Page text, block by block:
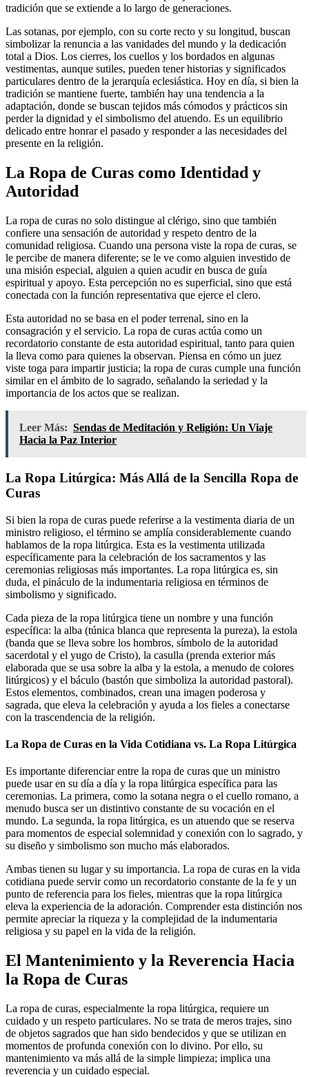
tradición que se extiende a lo largo de generaciones.
Las sotanas, por ejemplo, con su corte recto y su longitud, buscan
simbolizar la renuncia a las vanidades del mundo y la dedicación
total a Dios. Los cierres, los cuellos y los bordados en algunas
vestimentas, aunque sutiles, pueden tener historias y significados
particulares dentro de la jerarquía eclesiástica. Hoy en día, si bien la
tradición se mantiene fuerte, también hay una tendencia a la
adaptación, donde se buscan tejidos más cómodos y prácticos sin
perder la dignidad y el simbolismo del atuendo. Es un equilibrio
delicado entre honrar el pasado y responder a las necesidades del
presente en la religión.
La Ropa de Curas como Identidad y
Autoridad
La ropa de curas no solo distingue al clérigo, sino que también
confiere una sensación de autoridad y respeto dentro de la
comunidad religiosa. Cuando una persona viste la ropa de curas, se
le percibe de manera diferente; se le ve como alguien investido de
una misión especial, alguien a quien acudir en busca de guía
espiritual y apoyo. Esta percepción no es superficial, sino que está
conectada con la función representativa que ejerce el clero.
Esta autoridad no se basa en el poder terrenal, sino en la
consagración y el servicio. La ropa de curas actúa como un
recordatorio constante de esta autoridad espiritual, tanto para quien
la lleva como para quienes la observan. Piensa en cómo un juez
viste toga para impartir justicia; la ropa de curas cumple una función
similar en el ámbito de lo sagrado, señalando la seriedad y la
importancia de los actos que se realizan.
Leer Más: Sendas de Meditación y Religión: Un Viaje
Hacia la Paz Interior
La Ropa Litúrgica: Más Allá de la Sencilla Ropa de
Curas
Si bien la ropa de curas puede referirse a la vestimenta diaria de un
ministro religioso, el término se amplía considerablemente cuando
hablamos de la ropa litúrgica. Esta es la vestimenta utilizada
específicamente para la celebración de los sacramentos y las
ceremonias religiosas más importantes. La ropa litúrgica es, sin
duda, el pináculo de la indumentaria religiosa en términos de
simbolismo y significado.
Cada pieza de la ropa litúrgica tiene un nombre y una función
específica: la alba (túnica blanca que representa la pureza), la estola
(banda que se lleva sobre los hombros, símbolo de la autoridad
sacerdotal y el yugo de Cristo), la casulla (prenda exterior más
elaborada que se usa sobre la alba y la estola, a menudo de colores
litúrgicos) y el báculo (bastón que simboliza la autoridad pastoral).
Estos elementos, combinados, crean una imagen poderosa y
sagrada, que eleva la celebración y ayuda a los fieles a conectarse
con la trascendencia de la religión.
La Ropa de Curas en la Vida Cotidiana vs. La Ropa Litúrgica
Es importante diferenciar entre la ropa de curas que un ministro
puede usar en su día a día y la ropa litúrgica específica para las
ceremonias. La primera, como la sotana negra o el cuello romano, a
menudo busca ser un distintivo constante de su vocación en el
mundo. La segunda, la ropa litúrgica, es un atuendo que se reserva
para momentos de especial solemnidad y conexión con lo sagrado, y
su diseño y simbolismo son mucho más elaborados.
Ambas tienen su lugar y su importancia. La ropa de curas en la vida
cotidiana puede servir como un recordatorio constante de la fe y un
punto de referencia para los fieles, mientras que la ropa litúrgica
eleva la experiencia de la adoración. Comprender esta distinción nos
permite apreciar la riqueza y la complejidad de la indumentaria
religiosa y su papel en la vida de la religión.
El Mantenimiento y la Reverencia Hacia
la Ropa de Curas
La ropa de curas, especialmente la ropa litúrgica, requiere un
cuidado y un respeto particulares. No se trata de meros trajes, sino
de objetos sagrados que han sido bendecidos y que se utilizan en
momentos de profunda conexión con lo divino. Por ello, su
mantenimiento va más allá de la simple limpieza; implica una
reverencia y un cuidado especial.